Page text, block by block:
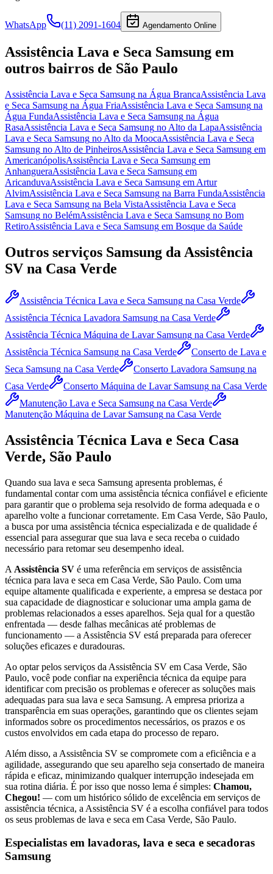
WhatsApp (11) 2091-1604 Agendamento Online
Assistência Lava e Seca Samsung em
outros bairros de São Paulo
Assistência Lava e Seca Samsung na Água BrancaAssistência Lava
e Seca Samsung na Água FriaAssistência Lava e Seca Samsung na
Água FundaAssistência Lava e Seca Samsung na Água
RasaAssistência Lava e Seca Samsung no Alto da LapaAssistência
Lava e Seca Samsung no Alto da MoocaAssistência Lava e Seca
Samsung no Alto de PinheirosAssistência Lava e Seca Samsung em
AmericanópolisAssistência Lava e Seca Samsung em
AnhangueraAssistência Lava e Seca Samsung em
AricanduvaAssistência Lava e Seca Samsung em Artur
AlvimAssistência Lava e Seca Samsung na Barra FundaAssistência
Lava e Seca Samsung na Bela VistaAssistência Lava e Seca
Samsung no BelémAssistência Lava e Seca Samsung no Bom
RetiroAssistência Lava e Seca Samsung em Bosque da Saúde
Outros serviços Samsung da Assistência
SV na Casa Verde
Assistência Técnica Lava e Seca Samsung na Casa Verde
Assistência Técnica Lavadora Samsung na Casa Verde
Assistência Técnica Máquina de Lavar Samsung na Casa Verde
Assistência Técnica Samsung na Casa Verde
Conserto de Lava e
Seca Samsung na Casa Verde Conserto Lavadora Samsung na
Casa Verde
Conserto Máquina de Lavar Samsung na Casa Verde
Manutenção Lava e Seca Samsung na Casa Verde
Manutenção Máquina de Lavar Samsung na Casa Verde
Assistência Técnica Lava e Seca Casa
Verde, São Paulo
Quando sua lava e seca Samsung apresenta problemas, é
fundamental contar com uma assistência técnica confiável e eficiente
para garantir que o problema seja resolvido de forma adequada e o
aparelho volte a funcionar corretamente. Em Casa Verde, São Paulo,
a busca por uma assistência técnica especializada e de qualidade é
essencial para assegurar que sua lava e seca receba o cuidado
necessário para retomar seu desempenho ideal.
A Assistência SV é uma referência em serviços de assistência
técnica para lava e seca em Casa Verde, São Paulo. Com uma
equipe altamente qualificada e experiente, a empresa se destaca por
sua capacidade de diagnosticar e solucionar uma ampla gama de
problemas relacionados a esses aparelhos. Seja qual for a questão
enfrentada — desde falhas mecânicas até problemas de
funcionamento — a Assistência SV está preparada para oferecer
soluções eficazes e duradouras.
Ao optar pelos serviços da Assistência SV em Casa Verde, São
Paulo, você pode confiar na experiência técnica da equipe para
identificar com precisão os problemas e oferecer as soluções mais
adequadas para sua lava e seca Samsung. A empresa prioriza a
transparência em suas operações, garantindo que os clientes sejam
informados sobre os procedimentos necessários, os prazos e os
custos envolvidos em cada etapa do processo de reparo.
Além disso, a Assistência SV se compromete com a eficiência e a
agilidade, assegurando que seu aparelho seja consertado de maneira
rápida e eficaz, minimizando qualquer interrupção indesejada em
sua rotina diária. É por isso que nosso lema é simples: Chamou,
Chegou! — com um histórico sólido de excelência em serviços de
assistência técnica, a Assistência SV é a escolha confiável para todos
os seus problemas de lava e seca em Casa Verde, São Paulo.
Especialistas em lavadoras, lava e seca e secadoras
Samsung